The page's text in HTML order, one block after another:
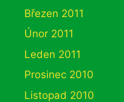
Březen 2011
Únor 2011
Leden 2011
Prosinec 2010
Listopad 2010